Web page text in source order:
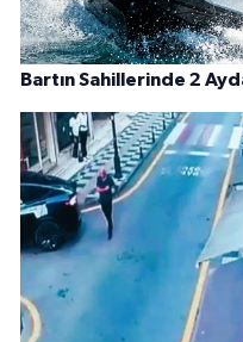
Bartın Sahillerinde 2